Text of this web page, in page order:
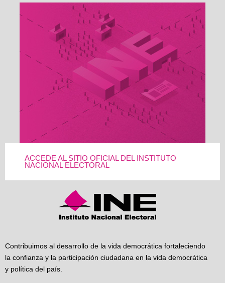
ACCEDE AL SITIO OFICIAL DEL INSTITUTO
NACIONAL ELECTORAL
Contribuimos al desarrollo de la vida democrática fortaleciendo
la confianza y la participación ciudadana en la vida democrática
y política del país.